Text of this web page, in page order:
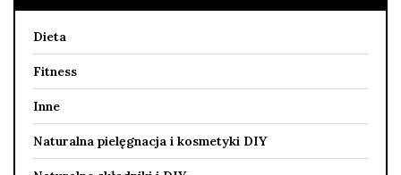
Dieta
Fitness
Inne
Naturalna pielęgnacja i kosmetyki DIY